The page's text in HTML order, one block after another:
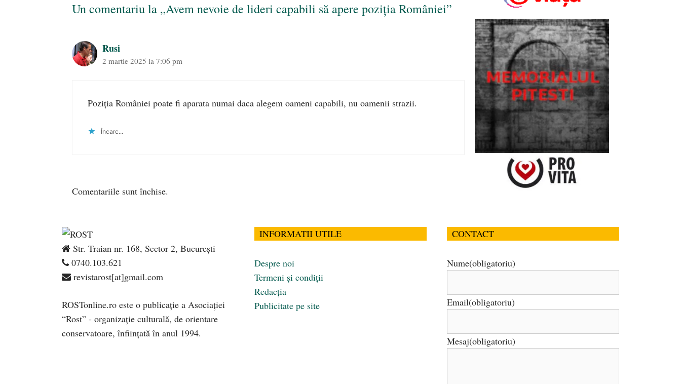
Un comentariu la „Avem nevoie de lideri capabili să apere poziția României”
Rusi
2 martie 2025 la 7:06 pm
Poziția României poate fi aparata numai daca alegem oameni capabili, nu oamenii strazii.
Încarc...
Comentariile sunt închise.
Str. Traian nr. 168, Sector 2, București
0740.103.621
revistarost[at]gmail.com
ROSTonline.ro este o publicaţie a Asociaţiei
“Rost” - organizaţie culturală, de orientare
conservatoare, înfiinţată în anul 1994.
INFORMATII UTILE
Despre noi
Termeni și condiții
Redacția
Publicitate pe site
CONTACT
Nume(obligatoriu)
Email(obligatoriu)
Mesaj(obligatoriu)